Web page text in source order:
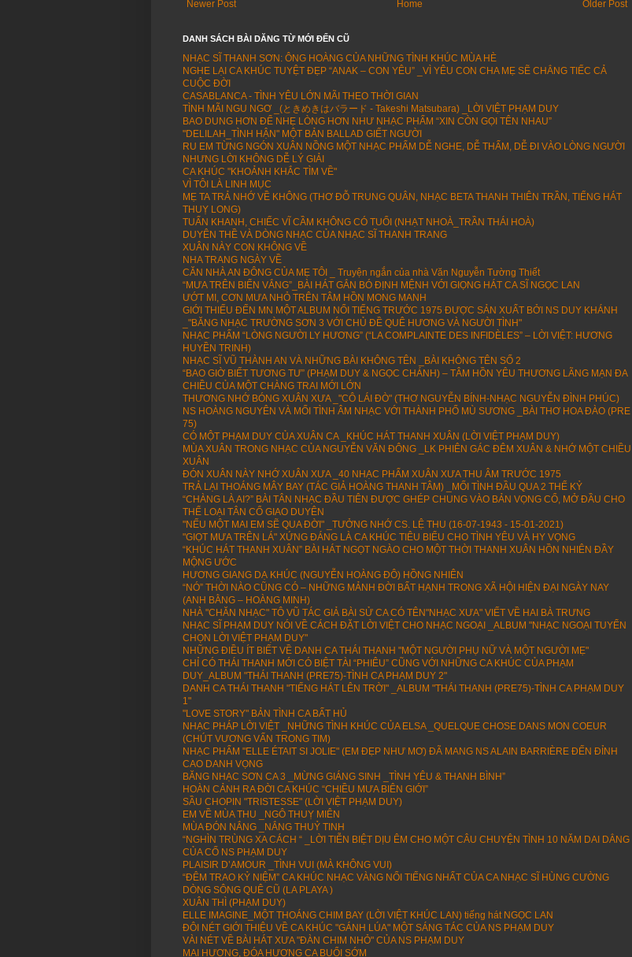
Newer Post Older Post
Home
DANH SÁCH BÀI DĂNG TỪ MỚI ĐẾN CŨ
NHẠC SĨ THANH SƠN: ÔNG HOÀNG CỦA NHỮNG TÌNH KHÚC MÙA HÈ
NGHE LẠI CA KHÚC TUYỆT ĐẸP “ANAK – CON YÊU” _VÌ YÊU CON CHA MẸ SẼ CHẲNG TIẾC CẢ
CUỘC ĐỜI
CASABLANCA - TÌNH YÊU LỚN MÃI THEO THỜI GIAN
TÌNH MÃI NGU NGƠ _(ときめきはバラード - Takeshi Matsubara) _LỜI VIỆT PHẠM DUY
BAO DUNG HƠN ĐỂ NHẸ LÒNG HƠN NHƯ NHẠC PHẨM “XIN CÒN GỌI TÊN NHAU”
"DELILAH_TÌNH HẬN" MỘT BẢN BALLAD GIẾT NGƯỜI
RU EM TỪNG NGÓN XUÂN NỒNG MỘT NHẠC PHẨM DỄ NGHE, DỄ THẤM, DỄ ĐI VÀO LÒNG NGƯỜI
NHƯNG LỜI KHÔNG DỄ LÝ GIẢI
CA KHÚC "KHOẢNH KHẮC TÌM VỀ"
VÌ TÔI LÀ LINH MỤC
MẸ TA TRẢ NHỚ VỀ KHÔNG (THƠ ĐỖ TRUNG QUÂN, NHẠC BETA THANH THIÊN TRẦN, TIẾNG HÁT
THUỴ LONG)
TUẤN KHANH, CHIẾC VĨ CẦM KHÔNG CÓ TUỔI (NHẠT NHOÀ_TRẦN THÁI HOÀ)
DUYÊN THỀ VÀ DÒNG NHẠC CỦA NHẠC SĨ THANH TRANG
XUÂN NÀY CON KHÔNG VỀ
NHA TRANG NGÀY VỀ
CĂN NHÀ AN ĐÔNG CỦA MẸ TÔI _ Truyện ngắn của nhà Văn Nguyễn Tường Thiết
“MƯA TRÊN BIỂN VẮNG”_BÀI HÁT GẮN BÓ ĐỊNH MỆNH VỚI GIỌNG HÁT CA SĨ NGỌC LAN
ƯỚT MI, CƠN MƯA NHỎ TRÊN TÂM HỒN MONG MANH
GIỚI THIẾU ĐẾN MN MỘT ALBUM NỔI TIẾNG TRƯỚC 1975 ĐƯỢC SẢN XUẤT BỞI NS DUY KHÁNH
_"BĂNG NHẠC TRƯỜNG SƠN 3 VỚI CHỦ ĐỀ QUÊ HƯƠNG VÀ NGƯỜI TÌNH"
NHẠC PHẨM “LÒNG NGƯỜI LY HƯƠNG” (“LA COMPLAINTE DES INFIDÈLES” – LỜI VIỆT: HƯƠNG
HUYỀN TRINH)
NHẠC SĨ VŨ THÀNH AN VÀ NHỮNG BÀI KHÔNG TÊN _BÀI KHÔNG TÊN SỐ 2
“BAO GIỜ BIẾT TƯƠNG TƯ” (PHẠM DUY & NGỌC CHÁNH) – TÂM HỒN YÊU THƯƠNG LÃNG MẠN ĐA
CHIỀU CỦA MỘT CHÀNG TRAI MỚI LỚN
THƯƠNG NHỚ BÓNG XUÂN XƯA _"CÔ LÁI ĐÒ" (THƠ NGUYỄN BÍNH-NHẠC NGUYỄN ĐÌNH PHÚC)
NS HOÀNG NGUYÊN VÀ MỐI TÌNH ÂM NHẠC VỚI THÀNH PHỐ MÙ SƯƠNG _BÀI THƠ HOA ĐÀO (PRE
75)
CÓ MỘT PHẠM DUY CỦA XUÂN CA _KHÚC HÁT THANH XUÂN (LỜI VIỆT PHẠM DUY)
MÙA XUÂN TRONG NHẠC CỦA NGUYỄN VĂN ĐÔNG _LK PHIÊN GÁC ĐÊM XUÂN & NHỚ MỘT CHIỀU
XUÂN
ĐÓN XUÂN NÀY NHỚ XUÂN XƯA _40 NHẠC PHẨM XUÂN XƯA THU ÂM TRƯỚC 1975
TRẢ LẠI THOÁNG MÂY BAY (TÁC GIẢ HOÀNG THANH TÂM) _MỐI TÌNH ĐẦU QUA 2 THẾ KỶ
“CHÀNG LÀ AI?” BÀI TÂN NHẠC ĐẦU TIÊN ĐƯỢC GHÉP CHUNG VÀO BẢN VỌNG CỔ, MỞ ĐẦU CHO
THỂ LOẠI TÂN CỔ GIAO DUYÊN
"NẾU MỘT MAI EM SẼ QUA ĐỜI" _TƯỞNG NHỚ CS. LỆ THU (16-07-1943 - 15-01-2021)
"GIỌT MƯA TRÊN LÁ" XỨNG ĐÁNG LÀ CA KHÚC TIÊU BIỂU CHO TÌNH YÊU VÀ HY VỌNG
“KHÚC HÁT THANH XUÂN” BÀI HÁT NGỌT NGÀO CHO MỘT THỜI THANH XUÂN HỒN NHIÊN ĐẦY
MỘNG ƯỚC
HƯƠNG GIANG DẠ KHÚC (NGUYỄN HOÀNG ĐÔ) HỒNG NHIÊN
“NÓ” THỜI NÀO CŨNG CÓ – NHỮNG MẢNH ĐỜI BẤT HẠNH TRONG XÃ HỘI HIỆN ĐẠI NGÀY NAY
(ANH BẰNG – HOÀNG MINH)
NHÀ "CHĂN NHẠC" TÔ VŨ TÁC GIẢ BÀI SỬ CA CÓ TÊN"NHẠC XƯA" VIẾT VỀ HAI BÀ TRƯNG
NHẠC SĨ PHẠM DUY NÓI VỀ CÁCH ĐẶT LỜI VIỆT CHO NHẠC NGOẠI _ALBUM "NHẠC NGOẠI TUYỂN
CHỌN LỜI VIỆT PHẠM DUY"
NHỮNG ĐIỀU ÍT BIẾT VỀ DANH CA THÁI THANH "MỘT NGƯỜI PHỤ NỮ VÀ MỘT NGƯỜI MẸ"
CHỈ CÓ THÁI THANH MỚI CÓ BIỆT TÀI “PHIÊU” CŨNG VỚI NHỮNG CA KHÚC CỦA PHẠM
DUY_ALBUM "THÁI THANH (PRE75)-TÌNH CA PHẠM DUY 2"
DANH CA THÁI THANH "TIẾNG HÁT LÊN TRỜI" _ALBUM "THÁI THANH (PRE75)-TÌNH CA PHẠM DUY
1"
"LOVE STORY" BẢN TÌNH CA BẤT HỦ
NHẠC PHÁP LỜI VIỆT _NHỮNG TÌNH KHÚC CỦA ELSA _QUELQUE CHOSE DANS MON COEUR
(CHÚT VƯƠNG VẤN TRONG TIM)
NHẠC PHẨM "ELLE ÉTAIT SI JOLIE" (EM ĐẸP NHƯ MƠ) ĐÃ MANG NS ALAIN BARRIÈRE ĐẾN ĐỈNH
CAO DANH VỌNG
BĂNG NHẠC SƠN CA 3 _MỪNG GIÁNG SINH _TÌNH YÊU & THANH BÌNH”
HOÀN CẢNH RA ĐỜI CA KHÚC “CHIỀU MƯA BIÊN GIỚI”
SẦU CHOPIN "TRISTESSE" (LỜI VIỆT PHẠM DUY)
EM VỀ MÙA THU _NGÔ THUỴ MIÊN
MÙA ĐÓN NẮNG _NẮNG THUỶ TINH
“NGHÌN TRÙNG XA CÁCH “ _LỜI TIỄN BIỆT DỊU ÊM CHO MỘT CÂU CHUYỆN TÌNH 10 NĂM DAI DẲNG
CỦA CỐ NS PHẠM DUY
PLAISIR D’AMOUR _TÌNH VUI (MÀ KHÔNG VUI)
“ĐÊM TRAO KỶ NIỆM” CA KHÚC NHẠC VÀNG NỔI TIẾNG NHẤT CỦA CA NHẠC SĨ HÙNG CƯỜNG
DÒNG SÔNG QUÊ CŨ (LA PLAYA )
XUÂN THÌ (PHẠM DUY)
ELLE IMAGINE_MỘT THOÁNG CHIM BAY (LỜI VIỆT KHÚC LAN) tiếng hát NGỌC LAN
ĐÔI NÉT GIỚI THIỆU VỀ CA KHÚC "GÁNH LÚA" MỘT SÁNG TÁC CỦA NS PHẠM DUY
VÀI NÉT VỀ BÀI HÁT XƯA "ĐÀN CHIM NHỎ" CỦA NS PHẠM DUY
MAI HƯƠNG, ĐÓA HƯƠNG CA BUỔI SỚM